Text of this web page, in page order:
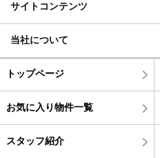
サイトコンテンツ
当社について
トップページ
お気に入り物件一覧
スタッフ紹介